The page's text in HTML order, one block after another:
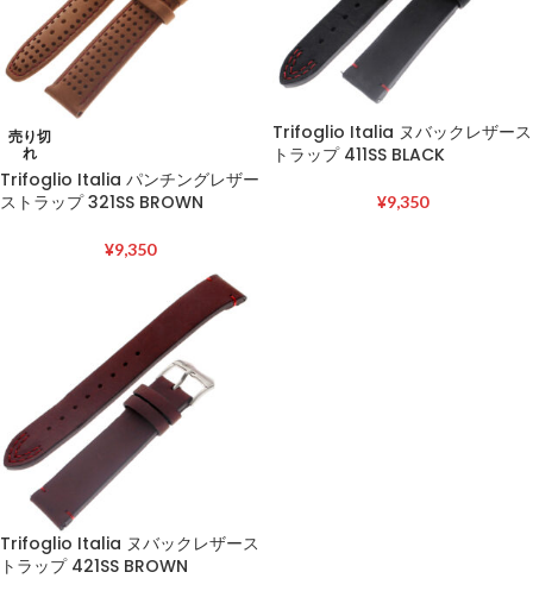
売り切
れ
Trifoglio Italia パンチングレザー
ストラップ 321SS BROWN
¥9,350
Trifoglio Italia ヌバックレザース
トラップ 411SS BLACK
¥9,350
Trifoglio Italia ヌバックレザース
トラップ 421SS BROWN